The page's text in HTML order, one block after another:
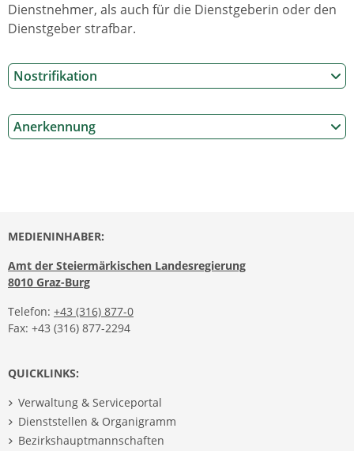
Dienstnehmer, als auch für die Dienstgeberin oder den
Dienstgeber strafbar.
Nostrifikation
Anerkennung
MEDIENINHABER:
Amt der Steiermärkischen Landesregierung
8010 Graz-Burg
Telefon: +43 (316) 877-0
Fax: +43 (316) 877-2294
QUICKLINKS:
Verwaltung & Serviceportal
Dienststellen & Organigramm
Bezirkshauptmannschaften